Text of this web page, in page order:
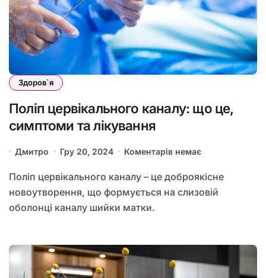
Здоров`я
Поліп цервікального каналу: що це,
симптоми та лікування
Дмитро Гру 20, 2024 Коментарів немає
Поліп цервікального каналу – це доброякісне
новоутворення, що формується на слизовій
оболонці каналу шийки матки.